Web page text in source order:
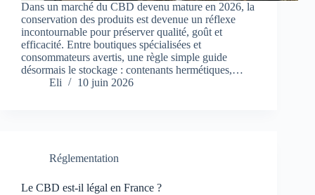
Dans un marché du CBD devenu mature en 2026, la
conservation des produits est devenue un réflexe
incontournable pour préserver qualité, goût et
efficacité. Entre boutiques spécialisées et
consommateurs avertis, une règle simple guide
désormais le stockage : contenants hermétiques,…
Eli
10 juin 2026
Réglementation
Le CBD est-il légal en France ?